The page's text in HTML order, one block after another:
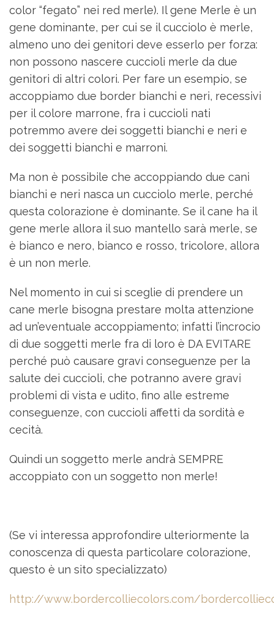
color “fegato” nei red merle). Il gene Merle è un
gene dominante, per cui se il cucciolo è merle,
almeno uno dei genitori deve esserlo per forza:
non possono nascere cuccioli merle da due
genitori di altri colori. Per fare un esempio, se
accoppiamo due border bianchi e neri, recessivi
per il colore marrone, fra i cuccioli nati
potremmo avere dei soggetti bianchi e neri e
dei soggetti bianchi e marroni.
Ma non è possibile che accoppiando due cani
bianchi e neri nasca un cucciolo merle, perché
questa colorazione è dominante. Se il cane ha il
gene merle allora il suo mantello sarà merle, se
è bianco e nero, bianco e rosso, tricolore, allora
è un non merle.
Nel momento in cui si sceglie di prendere un
cane merle bisogna prestare molta attenzione
ad un’eventuale accoppiamento; infatti l’incrocio
di due soggetti merle fra di loro è DA EVITARE
perché può causare gravi conseguenze per la
salute dei cuccioli, che potranno avere gravi
problemi di vista e udito, fino alle estreme
conseguenze, con cuccioli affetti da sordità e
cecità.
Quindi un soggetto merle andrà SEMPRE
accoppiato con un soggetto non merle!
(Se vi interessa approfondire ulteriormente la
conoscenza di questa particolare colorazione,
questo è un sito specializzato)
http://www.bordercolliecolors.com/